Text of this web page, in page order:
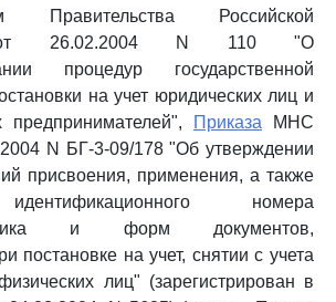
Правительства Российской
от 26.02.2004 N 110 "О
процедур государственной
на учет юридических лиц и
предпринимателей",
Приказа МНС
N БГ-3-09/178 "Об утверждении
присвоения, применения, а также
номера
и форм документов,
постановке на учет, снятии с учета
лиц" (зарегистрирован в